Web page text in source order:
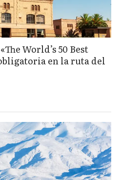
World’s 50 Best
en la ruta del